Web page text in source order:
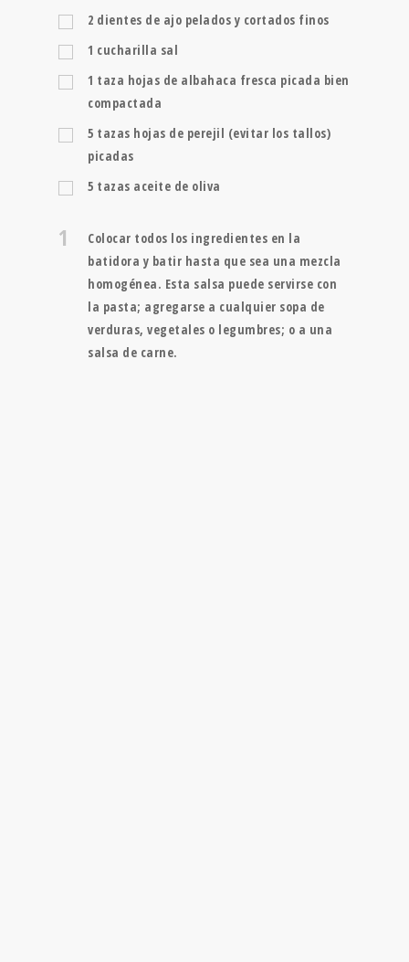
2 dientes de ajo pelados y cortados finos
1 cucharilla sal
1 taza hojas de albahaca fresca picada bien
compactada
5 tazas hojas de perejil (evitar los tallos)
picadas
5 tazas aceite de oliva
1
Colocar todos los ingredientes en la
batidora y batir hasta que sea una mezcla
homogénea. Esta salsa puede servirse con
la pasta; agregarse a cualquier sopa de
verduras, vegetales o legumbres; o a una
salsa de carne.